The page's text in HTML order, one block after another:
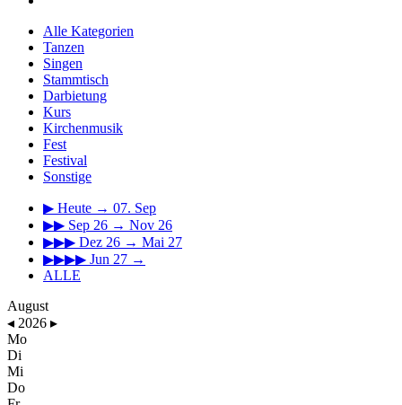
Alle Kategorien
Tanzen
Singen
Stammtisch
Darbietung
Kurs
Kirchenmusik
Fest
Festival
Sonstige
▶ Heute → 07. Sep
▶▶ Sep 26 → Nov 26
▶▶▶ Dez 26 → Mai 27
▶▶▶▶ Jun 27 →
ALLE
August
◂ 2026 ▸
Mo
Di
Mi
Do